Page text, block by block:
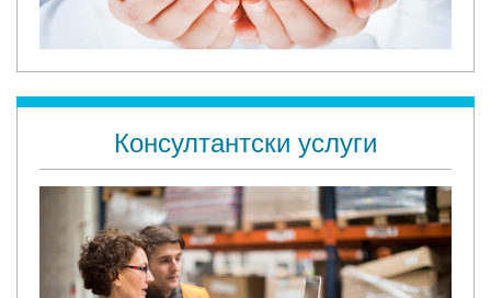
Консултантски услуги